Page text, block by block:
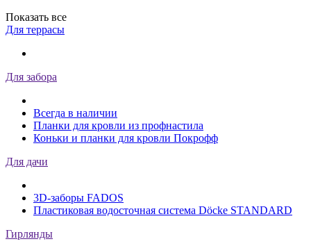
Показать все
Для террасы
Для забора
Всегда в наличии
Планки для кровли из профнастила
Коньки и планки для кровли Покрофф
Для дачи
3D-заборы FADOS
Пластиковая водосточная система Döcke STANDARD
Гирлянды